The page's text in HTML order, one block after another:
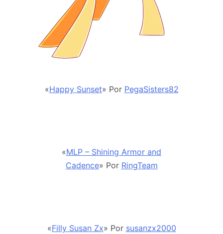
«Happy Sunset» Por PegaSisters82
«MLP – Shining Armor and
Cadence» Por RingTeam
«Filly Susan Zx» Por susanzx2000